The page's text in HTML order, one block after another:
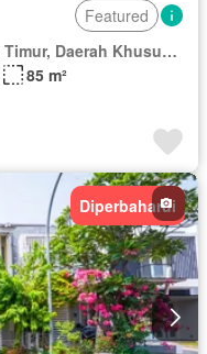
Featured
RW 01, Susukan, Ciracas, Jakarta Timur, Daerah Khusus Ibukota Jakarta
85 m²
Diperbaharui